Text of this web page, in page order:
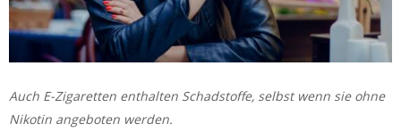
Auch E-Zigaretten enthalten Schadstoffe, selbst wenn sie ohne
Nikotin angeboten werden.